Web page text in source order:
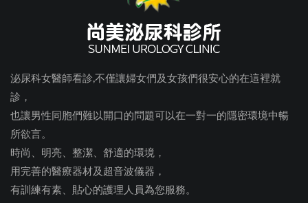
泌尿科女醫師看診,不僅讓婦女們及女孩們很安心的在這裡就
診，
也讓男性同胞們難以開口的問題可以在一對一的隱密環境中暢
所欲言。
時尚、明亮、整潔、舒適的環境，
用完善的醫療器材及超音波儀器，
有訓練有素、貼心的護理人員為您服務。